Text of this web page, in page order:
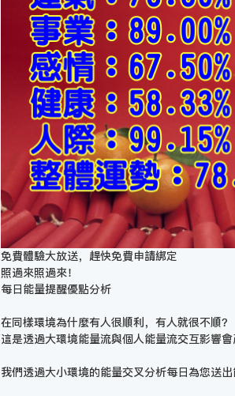
免費體驗大放送，趕快免費申請綁定
照過來照過來！
每日能量提醒優點分析
在同樣環境為什麼有人很順利，有人就很不順？
這是透過大環境能量流與個人能量流交互影響會
我們透過大小環境的能量交叉分析每日為您送